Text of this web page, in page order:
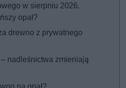
w sierpniu 2026.
opał?
drewno z prywatnego
nadleśnictwa zmieniają